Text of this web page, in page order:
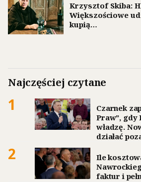
Krzysztof Skiba:
Większościowe
kupią…
Najczęściej czytane
1
Czarnek
Praw”, gdy
władzę.
działać
2
Ile
faktur i